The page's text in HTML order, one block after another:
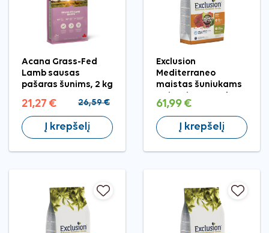
Acana Grass-Fed
Lamb sausas
pašaras šunims, 2 kg
21,27 € 26,59 €
Į krepšelį
Exclusion
Mediterraneo
maistas šuniukams
su jautiena, S, 7 kg
61,99 €
Į krepšelį